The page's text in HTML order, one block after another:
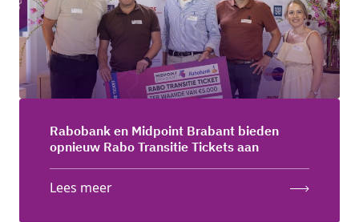
Rabobank en Midpoint Brabant bieden
opnieuw Rabo Transitie Tickets aan
Lees meer